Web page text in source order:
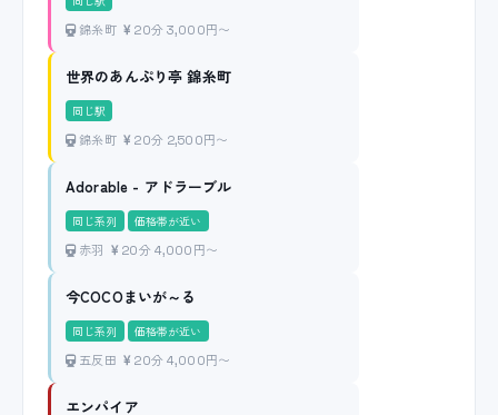
錦糸町 20分 3,000円〜
世界のあんぷり亭 錦糸町
同じ駅
錦糸町 20分 2,500円〜
Adorable - アドラーブル
同じ系列 価格帯が近い
赤羽 20分 4,000円〜
今COCOまいが～る
同じ系列 価格帯が近い
五反田 20分 4,000円〜
エンパイア